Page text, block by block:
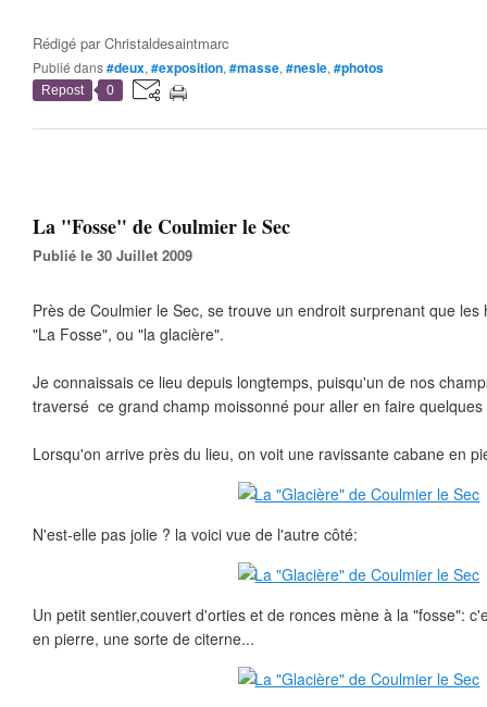
Rédigé parChristaldesaintmarc
Publié dans#deux, #exposition, #masse, #nesle, #photos
Repost 0
La "Fosse" de Coulmier le Sec
Publié le 30 Juillet 2009
Près de Coulmier le Sec, se trouve un endroit surprenant que
"La Fosse", ou "la glacière".
Je connaissais ce lieu depuis longtemps, puisqu'un de nos
traversé ce grand champ moissonné pour aller en faire quelques
Lorsqu'on arrive près du lieu, on voit une ravissante cabane en
N'est-elle pas jolie ? la voici vue de l'autre côté:
Un petit sentier,couvert d'orties et de ronces mène à la "fosse":
en pierre, une sorte de citerne...